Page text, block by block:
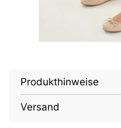
Produkthinweise
Versand